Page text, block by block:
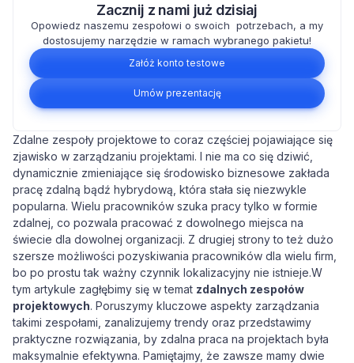
Zacznij z nami już dzisiaj
Opowiedz naszemu zespołowi o swoich potrzebach, a my
dostosujemy narzędzie w ramach wybranego pakietu!
Załóż konto testowe
Umów prezentację
Zdalne zespoły projektowe to coraz częściej pojawiające się
zjawisko w zarządzaniu projektami. I nie ma co się dziwić,
dynamicznie zmieniające się środowisko biznesowe zakłada
pracę zdalną bądź hybrydową, która stała się niezwykle
popularna. Wielu pracowników szuka pracy tylko w formie
zdalnej, co pozwala pracować z dowolnego miejsca na
świecie dla dowolnej organizacji. Z drugiej strony to też dużo
szersze możliwości pozyskiwania pracowników dla wielu firm,
bo po prostu tak ważny czynnik lokalizacyjny nie istnieje.W
tym artykule zagłębimy się w temat zdalnych zespołów
projektowych. Poruszymy kluczowe aspekty zarządzania
takimi zespołami, zanalizujemy trendy oraz przedstawimy
praktyczne rozwiązania, by zdalna praca na projektach była
maksymalnie efektywna. Pamiętajmy, że zawsze mamy dwie